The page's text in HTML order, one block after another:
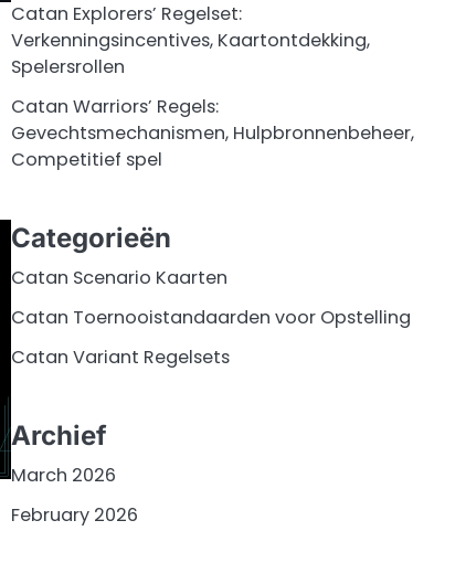
Catan Explorers’ Regelset:
Verkenningsincentives, Kaartontdekking,
Spelersrollen
Catan Warriors’ Regels:
Gevechtsmechanismen, Hulpbronnenbeheer,
Competitief spel
Categorieën
Catan Scenario Kaarten
Catan Toernooistandaarden voor Opstelling
Catan Variant Regelsets
Archief
March 2026
February 2026